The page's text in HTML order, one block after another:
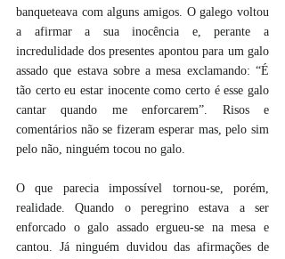
banqueteava com alguns amigos. O galego voltou
a afirmar a sua inocência e, perante a
incredulidade dos presentes apontou para um galo
assado que estava sobre a mesa exclamando: “É
tão certo eu estar inocente como certo é esse galo
cantar quando me enforcarem”. Risos e
comentários não se fizeram esperar mas, pelo sim
pelo não, ninguém tocou no galo.
O que parecia impossível tornou-se, porém,
realidade. Quando o peregrino estava a ser
enforcado o galo assado ergueu-se na mesa e
cantou. Já ninguém duvidou das afirmações de